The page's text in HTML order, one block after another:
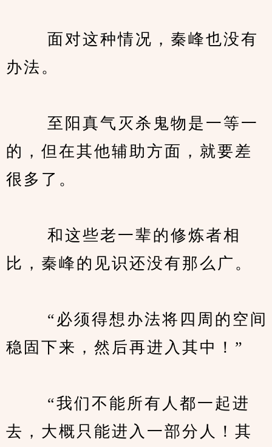
面对这种情况，秦峰也没有
办法。
至阳真气灭杀鬼物是一等一
的，但在其他辅助方面，就要差
很多了。
和这些老一辈的修炼者相
比，秦峰的见识还没有那么广。
“必须得想办法将四周的空间
稳固下来，然后再进入其中！”
“我们不能所有人都一起进
去，大概只能进入一部分人！其